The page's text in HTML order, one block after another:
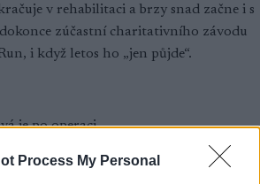
Process My Personal
v rehabilitaci a brzy snad začne i s
zúčastní charitativního závodu
i když letos ho „jen půjde“.